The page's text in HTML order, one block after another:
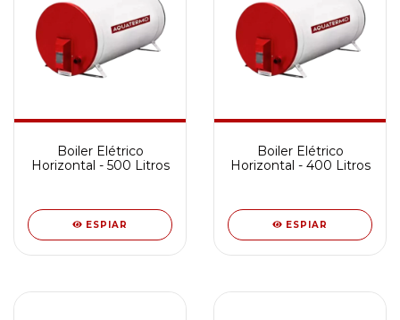
Boiler Elétrico
Horizontal - 500 Litros
ESPIAR
Boiler Elétrico
Horizontal - 400 Litros
ESPIAR